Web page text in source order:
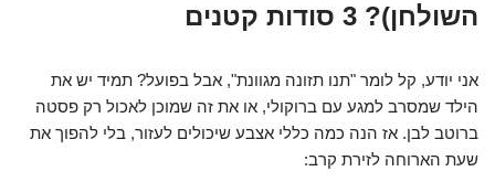
השולחן)? 3 סודות קטנים
אני יודע, קל לומר "תנו תזונה מגוונת", אבל בפועל? תמיד יש את
הילד שמסרב למגע עם ברוקולי, או את זה שמוכן לאכול רק פסטה
ברוטב לבן. אז הנה כמה כללי אצבע שיכולים לעזור, בלי להפוך את
שעת הארוחה לזירת קרב: